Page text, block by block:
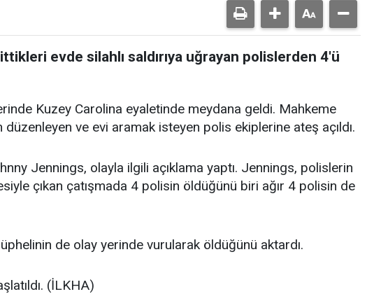
evde silahlı saldırıya uğrayan polislerden 4'ü
Kuzey Carolina eyaletinde meydana geldi. Mahkeme
düzenleyen ve evi aramak isteyen polis ekiplerine ateş açıldı.
Jennings, olayla ilgili açıklama yaptı. Jennings, polislerin
çıkan çatışmada 4 polisin öldüğünü biri ağır 4 polisin de
de olay yerinde vurularak öldüğünü aktardı.
(İLKHA)